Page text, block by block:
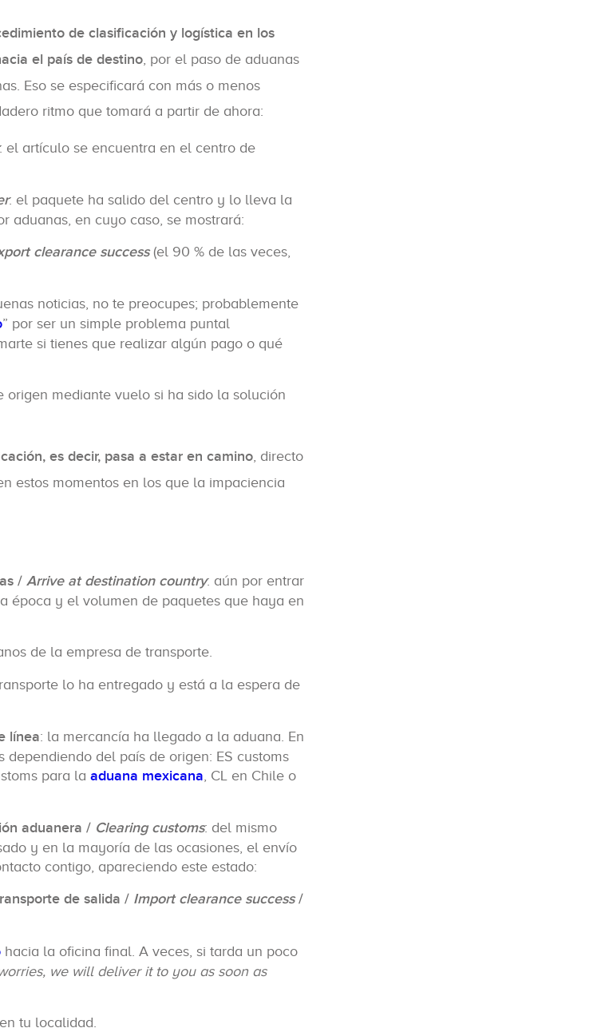
de clasificación y logística en los
el país de destino, por el paso de aduanas
Eso se especificará con más o menos
ritmo que tomará a partir de ahora:
: el artículo se encuentra en el centro de
: el paquete ha salido del centro y lo lleva la
aduanas, en cuyo caso, se mostrará:
clearance success(el 90 % de las veces,
noticias, no te preocupes; probablemente
” por ser un simple problema puntal
si tienes que realizar algún pago o qué
origen mediante vuelo si ha sido la solución
es decir, pasa a estar en camino, directo
estos momentos en los que la impaciencia
/ Arrive at destination country: aún por entrar
época y el volumen de paquetes que haya en
de la empresa de transporte.
lo ha entregado y está a la espera de
línea: la mercancía ha llegado a la aduana. En
del país de origen: ES customs
para la aduana mexicana, CL en Chile o
aduanera / Clearing customs: del mismo
y en la mayoría de las ocasiones, el envío
contigo, apareciendo este estado:
de salida / Import clearance success/
hacia la oficina final. A veces, si tarda un poco
we will deliver it to you as soon as
tu localidad.